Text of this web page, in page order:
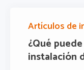
Artículos de
¿Qué
instalación